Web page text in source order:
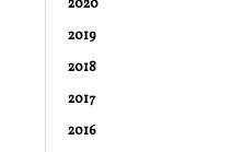
2020
2019
2018
2017
2016